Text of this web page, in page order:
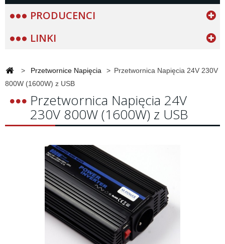
PRODUCENCI
LINKI
> Przetwornice Napięcia > Przetwornica Napięcia 24V 230V
800W (1600W) z USB
Przetwornica Napięcia 24V
230V 800W (1600W) z USB